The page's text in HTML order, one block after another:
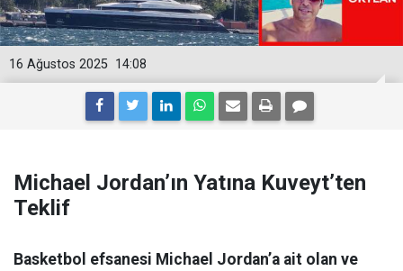
14:08
16 Ağustos 2025
Michael Jordan’ın Yatına Kuveyt’ten
Teklif
Basketbol efsanesi Michael Jordan’a ait olan ve